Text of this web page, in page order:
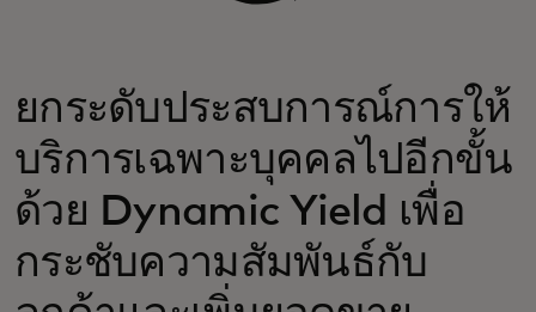
ยกระดับประสบการณ์การให้
บริการเฉพาะบุคคลไปอีกขั้น
ด้วย Dynamic Yield เพื่อ
กระชับความสัมพันธ์กับ